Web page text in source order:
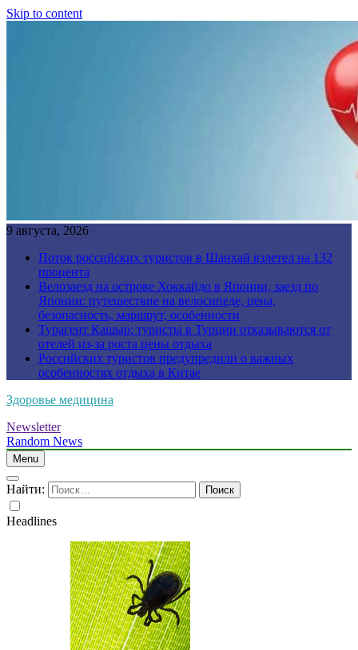
Skip to content
9 августа, 2026
Поток российских туристов в Шанхай взлетел на 132
процента
Велозаезд на острове Хоккайдо в Японии, заезд по
Японии: путешествие на велосипеде, цена,
безопасность, маршрут, особенности
Турагент Кашыр: туристы в Турции отказываются от
отелей из-за роста цены отдыха
Российских туристов предупредили о важных
особенностях отдыха в Китае
Здоровье медицина
Newsletter
Random News
Menu
Найти:
Headlines